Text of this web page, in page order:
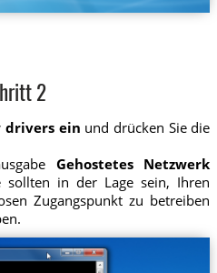
2
drivers ein und drücken Sie die
Gehostetes Netzwerk
sollten in der Lage sein, Ihren
Zugangspunkt zu betreiben